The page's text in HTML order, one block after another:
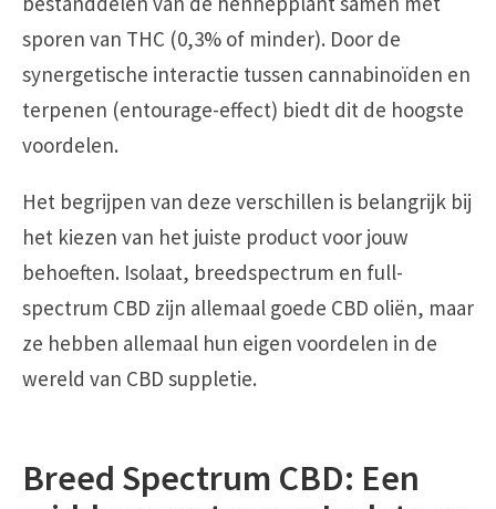
sporen van THC (0,3% of minder). Door de
synergetische interactie tussen cannabinoïden en
terpenen (entourage-effect) biedt dit de hoogste
voordelen.
Het begrijpen van deze verschillen is belangrijk bij
het kiezen van het juiste product voor jouw
behoeften. Isolaat, breedspectrum en full-
spectrum CBD zijn allemaal goede CBD oliën, maar
ze hebben allemaal hun eigen voordelen in de
wereld van CBD suppletie.
Breed Spectrum CBD: Een